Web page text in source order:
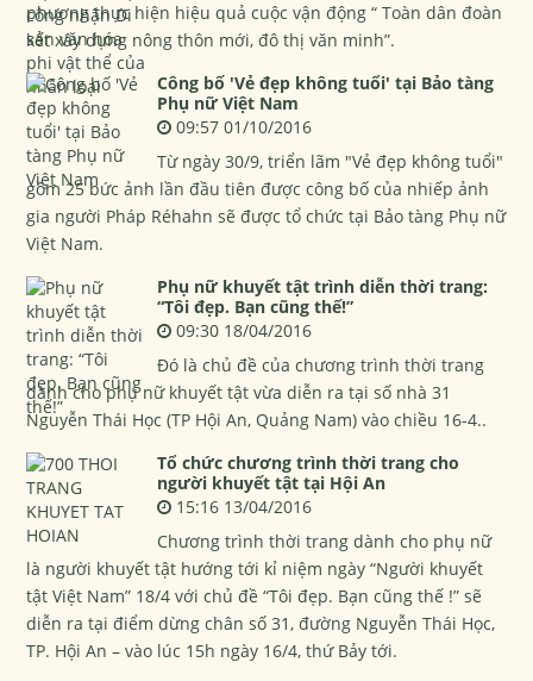
phương thực hiện hiệu quả cuộc vận động “ Toàn dân đoàn
kết xây dựng nông thôn mới, đô thị văn minh”.
Công bố 'Vẻ đẹp không tuổi' tại Bảo tàng
Phụ nữ Việt Nam
09:57 01/10/2016
Từ ngày 30/9, triển lãm "Vẻ đẹp không tuổi"
gồm 25 bức ảnh lần đầu tiên được công bố của nhiếp ảnh
gia người Pháp Réhahn sẽ được tổ chức tại Bảo tàng Phụ nữ
Việt Nam.
Phụ nữ khuyết tật trình diễn thời trang:
“Tôi đẹp. Bạn cũng thế!”
09:30 18/04/2016
Đó là chủ đề của chương trình thời trang
dành cho phụ nữ khuyết tật vừa diễn ra tại số nhà 31
Nguyễn Thái Học (TP Hội An, Quảng Nam) vào chiều 16-4..
Tổ chức chương trình thời trang cho
người khuyết tật tại Hội An
15:16 13/04/2016
Chương trình thời trang dành cho phụ nữ
là người khuyết tật hướng tới kỉ niệm ngày “Người khuyết
tật Việt Nam” 18/4 với chủ đề “Tôi đẹp. Bạn cũng thế !” sẽ
diễn ra tại điểm dừng chân số 31, đường Nguyễn Thái Học,
TP. Hội An – vào lúc 15h ngày 16/4, thứ Bảy tới.